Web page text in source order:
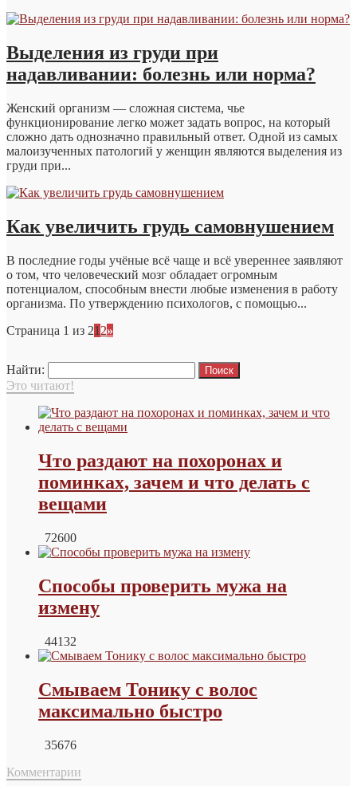
Выделения из груди при
надавливании: болезнь или норма?
Женский организм — сложная система, чье
функционирование легко может задать вопрос, на который
сложно дать однозначно правильный ответ. Одной из самых
малоизученных патологий у женщин являются выделения из
груди при...
Как увеличить грудь самовнушением
В последние годы учёные всё чаще и всё увереннее заявляют
о том, что человеческий мозг обладает огромным
потенциалом, способным внести любые изменения в работу
организма. По утверждению психологов, с помощью...
Страница 1 из 21 2»
Найти:
Это читают!
Что раздают на похоронах и
поминках, зачем и что делать с
вещами
72600
Способы проверить мужа на
измену
44132
Смываем Тонику с волос
максимально быстро
35676
Комментарии